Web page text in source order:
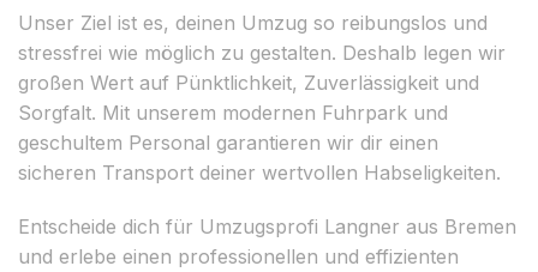
Unser Ziel ist es, deinen Umzug so reibungslos und
stressfrei wie möglich zu gestalten. Deshalb legen wir
großen Wert auf Pünktlichkeit, Zuverlässigkeit und
Sorgfalt. Mit unserem modernen Fuhrpark und
geschultem Personal garantieren wir dir einen
sicheren Transport deiner wertvollen Habseligkeiten.
Entscheide dich für Umzugsprofi Langner aus Bremen
und erlebe einen professionellen und effizienten